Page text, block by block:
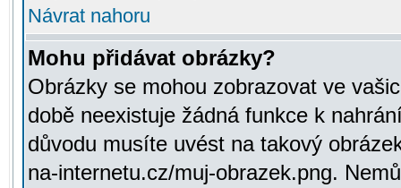
Návrat nahoru
Mohu přidávat obrázky?
Obrázky se mohou zobrazovat ve
době neexistuje žádná funkce k
důvodu musíte uvést na takový
na-internetu.cz/muj-obrazek.png.